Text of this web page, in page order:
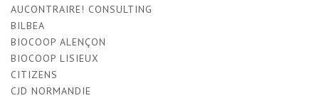
AUCONTRAIRE! CONSULTING
BILBEA
BIOCOOP ALENÇON
BIOCOOP LISIEUX
CITIZENS
CJD NORMANDIE